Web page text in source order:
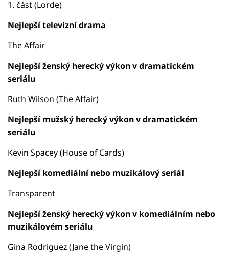
1. část (Lorde)
Nejlepší televizní drama
The Affair
Nejlepší ženský herecký výkon v dramatickém
seriálu
Ruth Wilson (The Affair)
Nejlepší mužský herecký výkon v dramatickém
seriálu
Kevin Spacey (House of Cards)
Nejlepší komediální nebo muzikálový seriál
Transparent
Nejlepší ženský herecký výkon v komediálním nebo
muzikálovém seriálu
Gina Rodriguez (Jane the Virgin)